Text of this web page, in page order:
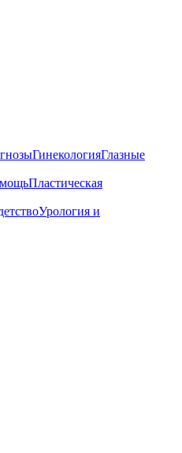
ГинекологияГлазные
Пластическая
Урология и